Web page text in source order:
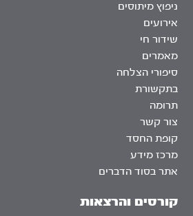
ניפוץ מיתוסים
אירועים
שידור חי
מאמרים
סיפורי הצלחה
בתקשורת
תרומה
צור קשר
קופת החסד
מרכז מידע
אתר בסוד הדברים
קורסים והרצאות